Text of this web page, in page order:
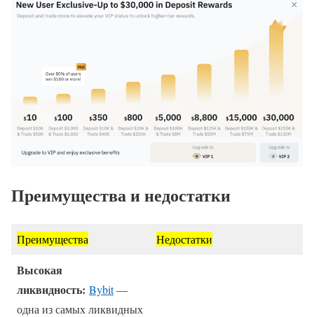
Преимущества и недостатки
Преимущества Недостатки
Высокая
ликвидность: Bybit—
одна из самых ликвидных